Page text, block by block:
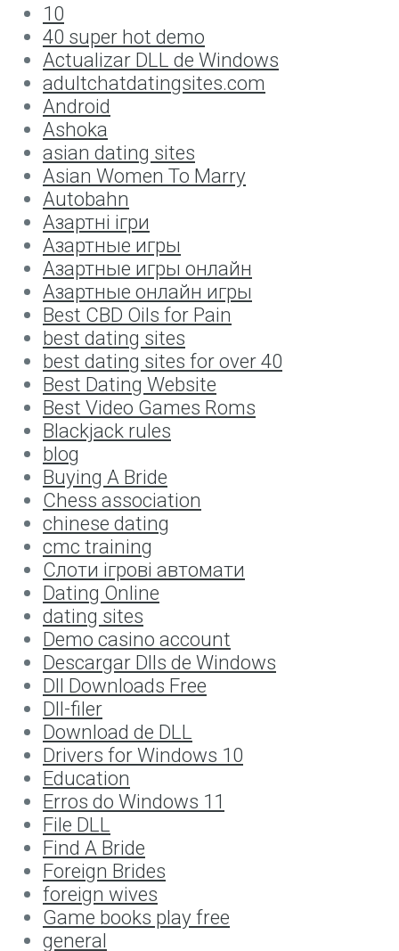
10
40 super hot demo
Actualizar DLL de Windows
adultchatdatingsites.com
Android
Ashoka
asian dating sites
Asian Women To Marry
Autobahn
Aзартні ігри
Aзартные игры
Aзартные игры онлайн
Aзартные онлайн игры
Best CBD Oils for Pain
best dating sites
best dating sites for over 40
Best Dating Website
Best Video Games Roms
Blackjack rules
blog
Buying A Bride
Chess association
chinese dating
cmc training
Cлоти ігрові автомати
Dating Online
dating sites
Demo casino account
Descargar Dlls de Windows
Dll Downloads Free
Dll-filer
Download de DLL
Drivers for Windows 10
Education
Erros do Windows 11
File DLL
Find A Bride
Foreign Brides
foreign wives
Game books play free
general